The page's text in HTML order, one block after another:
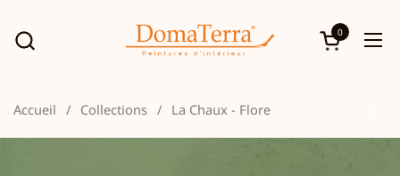
Ouvrir le
0
Accueil / Collections / La Chaux - Flore